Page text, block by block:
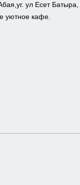
ул Есет
уютное кафе.